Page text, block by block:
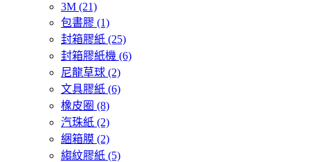
3M (21)
包書膠 (1)
封箱膠紙 (25)
封箱膠紙機 (6)
尼龍草球 (2)
文具膠紙 (6)
橡皮圈 (8)
汽珠紙 (2)
綑箱膜 (2)
縐紋膠紙 (5)